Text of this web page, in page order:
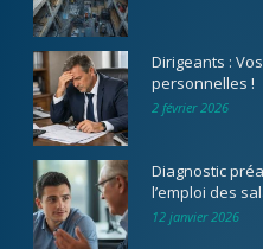
Dirigeants :
personnelles !
2 février 2026
Diagnostic
l’emploi des
12 janvier 2026